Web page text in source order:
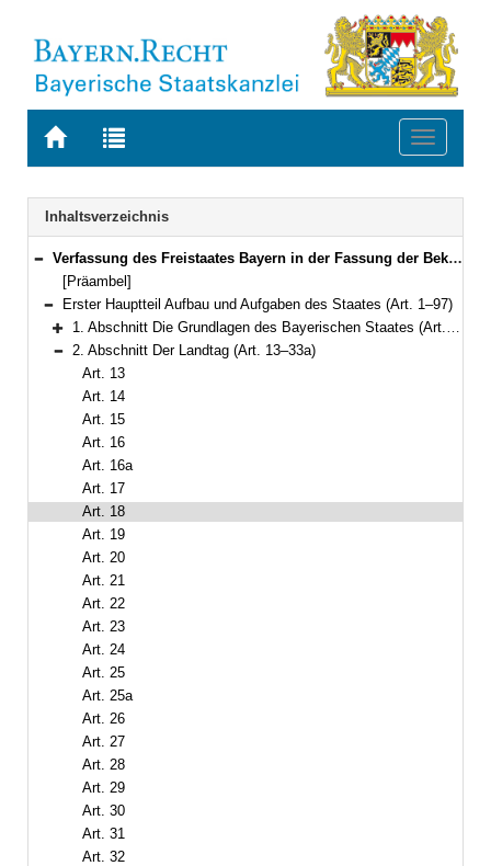
Zur
BAYERN.RECHT
Zur
letzten
Suche
Toggle
Navigation
Inhaltsverzeichnis
Bereich reduzieren
Verfassung des Freistaates Bayern in der Fassung der Bekanntmachung vom 15. Dezember 1998 (GVBl. S. 991, 992) BayRS 100-1-I (Art. 1–188)
[Präambel]
Bereich reduzieren
Erster Hauptteil Aufbau und Aufgaben des Staates (Art. 1–97)
Bereich erweitern
1. Abschnitt Die Grundlagen des Bayerischen Staates (Art. 1–12)
Bereich reduzieren
2. Abschnitt Der Landtag (Art. 13–33a)
Art. 13
Art. 14
Art. 15
Art. 16
Art. 16a
Art. 17
Art. 18
Art. 19
Art. 20
Art. 21
Art. 22
Art. 23
Art. 24
Art. 25
Art. 25a
Art. 26
Art. 27
Art. 28
Art. 29
Art. 30
Art. 31
Art. 32